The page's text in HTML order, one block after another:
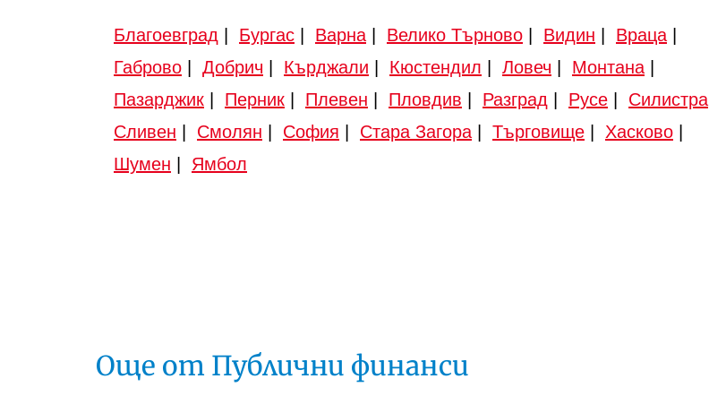
Благоевград Бургас Варна Велико Търново Видин Враца
Габрово
Добрич Кърджали Кюстендил Ловеч Монтана
Пазарджик
Перник Плевен Пловдив Разград Русе Силистра
Сливен
Смолян София Стара Загора Търговище Хасково
Шумен
Ямбол
Още от Публични финанси